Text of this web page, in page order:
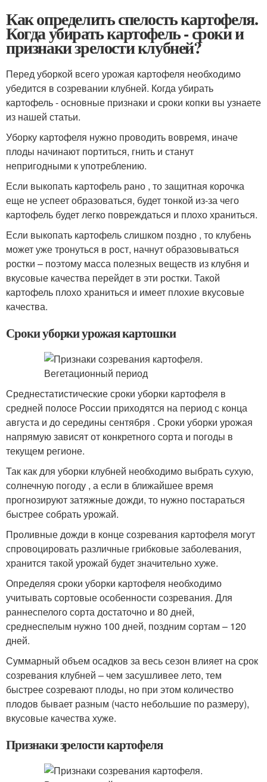
Как определить спелость картофеля.
Когда убирать картофель - сроки и
признаки зрелости клубней?
Перед уборкой всего урожая картофеля необходимо
убедится в созревании клубней. Когда убирать
картофель - основные признаки и сроки копки вы узнаете
из нашей статьи.
Уборку картофеля нужно проводить вовремя, иначе
плоды начинают портиться, гнить и станут
непригодными к употреблению.
Если выкопать картофель рано , то защитная корочка
еще не успеет образоваться, будет тонкой из-за чего
картофель будет легко повреждаться и плохо храниться.
Если выкопать картофель слишком поздно , то клубень
может уже тронуться в рост, начнут образовываться
ростки – поэтому масса полезных веществ из клубня и
вкусовые качества перейдет в эти ростки. Такой
картофель плохо храниться и имеет плохие вкусовые
качества.
Сроки уборки урожая картошки
Среднестатистические сроки уборки картофеля в
средней полосе России приходятся на период с конца
августа и до середины сентября . Сроки уборки урожая
напрямую зависят от конкретного сорта и погоды в
текущем регионе.
Так как для уборки клубней необходимо выбрать сухую,
солнечную погоду , а если в ближайшее время
прогнозируют затяжные дожди, то нужно постараться
быстрее собрать урожай.
Проливные дожди в конце созревания картофеля могут
спровоцировать различные грибковые заболевания,
хранится такой урожай будет значительно хуже.
Определяя сроки уборки картофеля необходимо
учитывать сортовые особенности созревания. Для
раннеспелого сорта достаточно и 80 дней,
среднеспелым нужно 100 дней, поздним сортам – 120
дней.
Суммарный объем осадков за весь сезон влияет на срок
созревания клубней – чем засушливее лето, тем
быстрее созревают плоды, но при этом количество
плодов бывает разным (часто небольшие по размеру),
вкусовые качества хуже.
Признаки зрелости картофеля